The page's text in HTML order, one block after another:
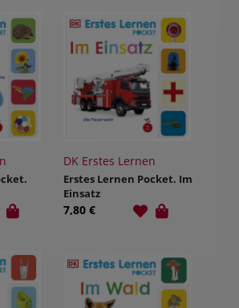
DK Erstes Lernen
Erstes Lernen Pocket. Im
Einsatz
7,80 €